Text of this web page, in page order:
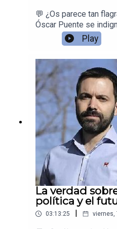
💬 ¿Os parece tan
Óscar Puente se
debate de
incendios todavía
de Adamuz le explotó
exactamente lo
responsabilidades
del ministro de
Play
La verdad
política y el
03:13:25 viernes,